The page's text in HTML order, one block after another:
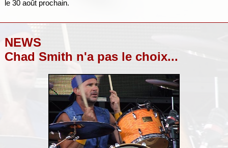
le 30 août prochain.
NEWS
Chad Smith n'a pas le choix...